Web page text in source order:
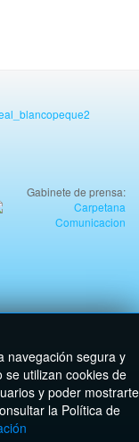
navegación segura y
utilizan cookies de
y poder mostrarte
la Política de
Gabinete de prensa: